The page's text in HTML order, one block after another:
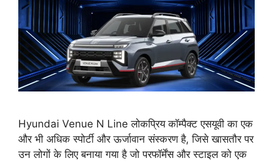
Hyundai Venue N Line लोकप्रिय कॉम्पैक्ट एसयूवी का एक
और भी अधिक स्पोर्टी और ऊर्जावान संस्करण है, जिसे खासतौर पर
उन लोगों के लिए बनाया गया है जो परफॉर्मेंस और स्टाइल को एक